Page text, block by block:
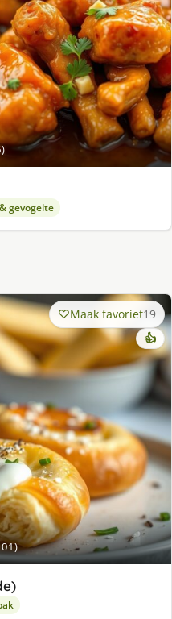
gevogelte
Maak favoriet19
👍